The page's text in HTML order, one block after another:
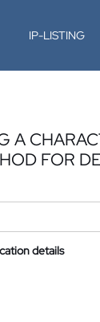
IP-LISTING
FOR
details